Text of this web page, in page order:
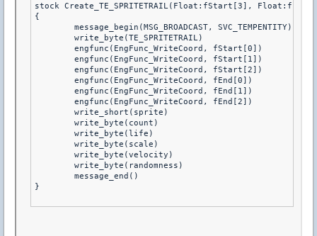
stock Create_TE_SPRITETRAIL(Float:fStart[3],
{
	message_begin(MSG_BROADCAST, SVC_TEMPENTITY)
	write_byte(TE_SPRITETRAIL)
	engfunc(EngFunc_WriteCoord, fStart[0])
	engfunc(EngFunc_WriteCoord, fStart[1])
	engfunc(EngFunc_WriteCoord, fStart[2])
	engfunc(EngFunc_WriteCoord, fEnd[0])
	engfunc(EngFunc_WriteCoord, fEnd[1])
	engfunc(EngFunc_WriteCoord, fEnd[2])
	write_short(sprite)
	write_byte(count)
	write_byte(life)
	write_byte(scale)
	write_byte(velocity)
	write_byte(randomness)
	message_end()
}